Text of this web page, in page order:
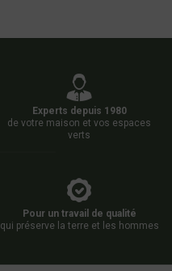
Experts depuis 1980
de votre maison et vos espaces
verts
Pour un travail de qualité
qui préserve la terre et les hommes